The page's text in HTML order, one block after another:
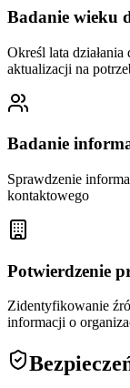
Badanie wieku
Określ lata
aktualizacji na
Badanie
Sprawdzenie
kontaktowego
Potwierdzenie
Zidentyfikowanie
informacji o